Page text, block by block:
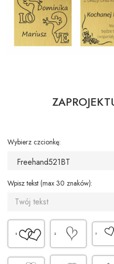
Wybierz czcionkę:
Wpisz tekst (max 30 znaków):